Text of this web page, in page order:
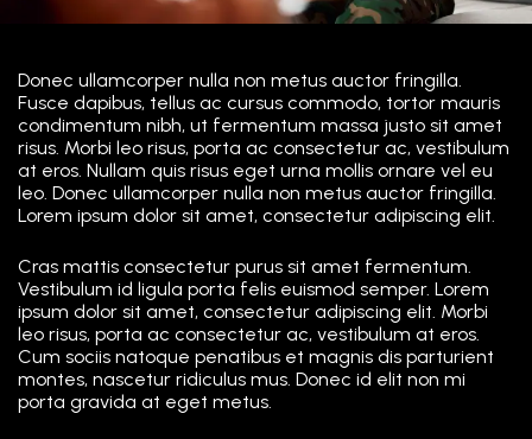
Donec ullamcorper nulla non metus auctor fringilla.
Fusce dapibus, tellus ac cursus commodo, tortor mauris
condimentum nibh, ut fermentum massa justo sit amet
risus. Morbi leo risus, porta ac consectetur ac, vestibulum
at eros. Nullam quis risus eget urna mollis ornare vel eu
leo. Donec ullamcorper nulla non metus auctor fringilla.
Lorem ipsum dolor sit amet, consectetur adipiscing elit.
Cras mattis consectetur purus sit amet fermentum.
Vestibulum id ligula porta felis euismod semper. Lorem
ipsum dolor sit amet, consectetur adipiscing elit. Morbi
leo risus, porta ac consectetur ac, vestibulum at eros.
Cum sociis natoque penatibus et magnis dis parturient
montes, nascetur ridiculus mus. Donec id elit non mi
porta gravida at eget metus.